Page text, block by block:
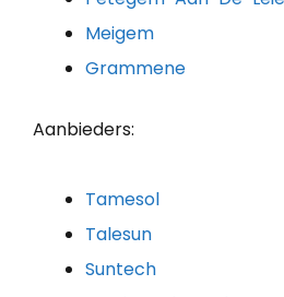
Meigem
Grammene
Aanbieders:
Tamesol
Talesun
Suntech